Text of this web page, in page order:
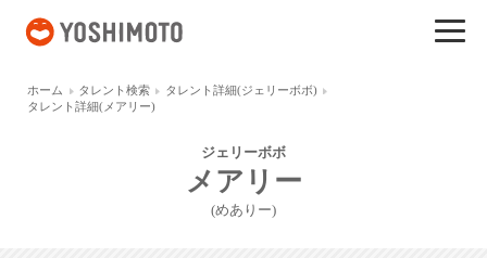
ホーム タレント検索
タレント詳細(ジェリーボボ)
タレント詳細(メアリー)
ジェリーボボ
メアリー
(めありー)